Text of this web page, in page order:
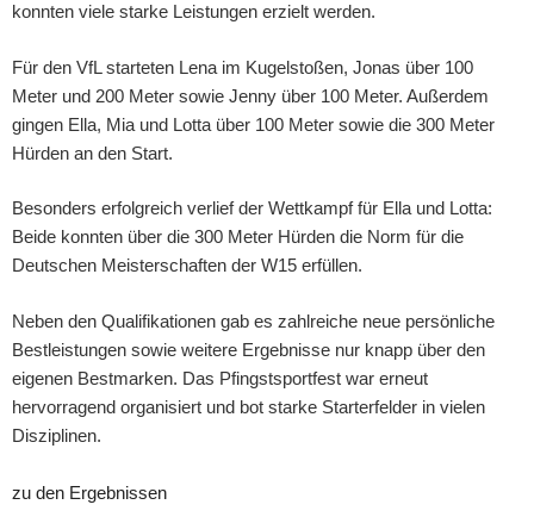
konnten viele starke Leistungen erzielt werden.
Für den VfL starteten Lena im Kugelstoßen, Jonas über 100
Meter und 200 Meter sowie Jenny über 100 Meter. Außerdem
gingen Ella, Mia und Lotta über 100 Meter sowie die 300 Meter
Hürden an den Start.
Besonders erfolgreich verlief der Wettkampf für Ella und Lotta:
Beide konnten über die 300 Meter Hürden die Norm für die
Deutschen Meisterschaften der W15 erfüllen.
Neben den Qualifikationen gab es zahlreiche neue persönliche
Bestleistungen sowie weitere Ergebnisse nur knapp über den
eigenen Bestmarken. Das Pfingstsportfest war erneut
hervorragend organisiert und bot starke Starterfelder in vielen
Disziplinen.
zu den Ergebnissen